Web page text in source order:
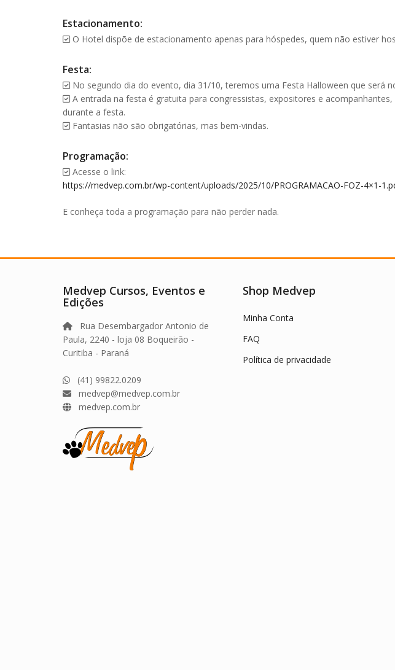
Estacionamento:
O Hotel dispõe de estacionamento apenas para hóspedes, quem não estiver
Festa:
No segundo dia do evento, dia 31/10, teremos uma Festa Halloween que será
A entrada na festa é gratuita para congressistas, expositores e
durante a festa.
Fantasias não são obrigatórias, mas bem-vindas.
Programação:
Acesse o link:
https://medvep.com.br/wp-content/uploads/2025/10/PROGRAMACAO-FOZ-4×1-
E conheça toda a programação para não perder nada.
Medvep Cursos, Eventos e
Edições
Rua Desembargador Antonio de
Paula, 2240 - loja 08 Boqueirão -
Curitiba - Paraná
(41) 99822.0209
medvep@medvep.com.br
medvep.com.br
Shop Medvep
Minha Conta
FAQ
Política de privacidade